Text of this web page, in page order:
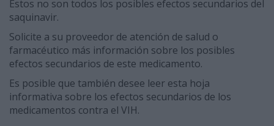
Estos no son todos los posibles efectos secundarios del
saquinavir.
Solicite a su proveedor de atención de salud o
farmacéutico más información sobre los posibles
efectos secundarios de este medicamento.
Es posible que también desee leer esta hoja
informativa sobre los efectos secundarios de los
medicamentos contra el VIH.